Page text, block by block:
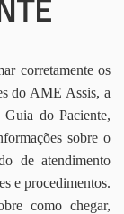
corretamente os
do AME Assis, a
do Paciente,
sobre o
de atendimento
e procedimentos.
como chegar,